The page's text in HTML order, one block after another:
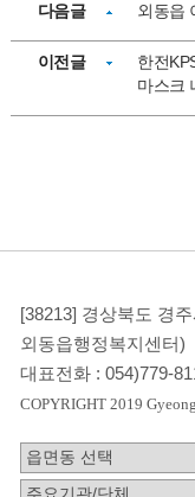
다음글 외동읍
이전글
한전
마스크
[38213] 경상북도 경
외동읍행정복지센터)
대표전화 : 054)779-
COPYRIGHT 2019